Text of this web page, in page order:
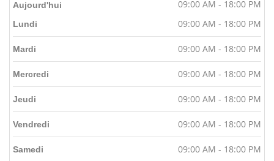
Aujourd'hui 09:00 AM - 18:00 PM
Lundi 09:00 AM - 18:00 PM
Mardi 09:00 AM - 18:00 PM
Mercredi 09:00 AM - 18:00 PM
Jeudi 09:00 AM - 18:00 PM
Vendredi 09:00 AM - 18:00 PM
Samedi 09:00 AM - 18:00 PM